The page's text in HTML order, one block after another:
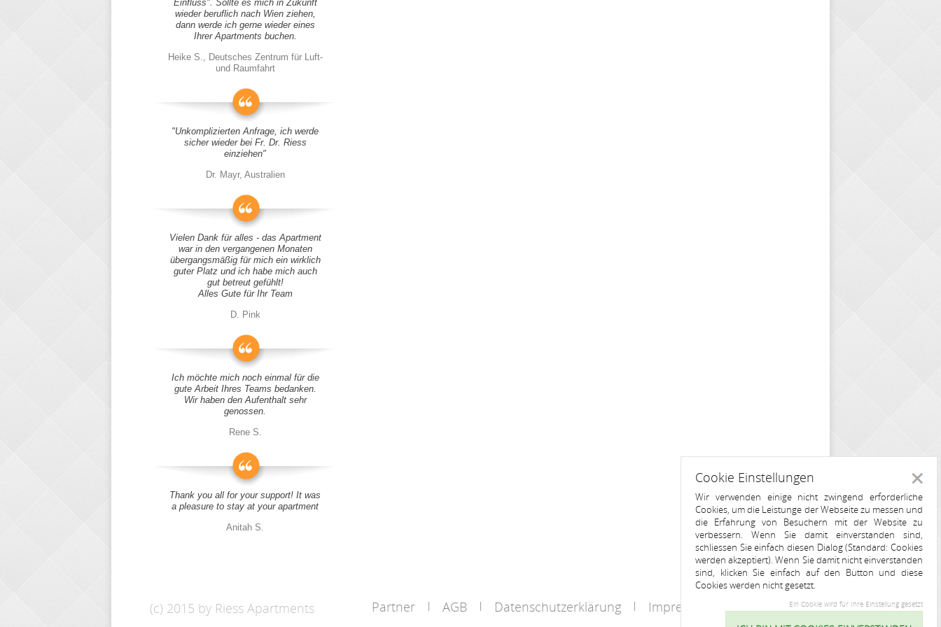
Einfluss". Sollte es mich in Zukunft
wieder beruflich nach Wien ziehen,
dann werde ich gerne wieder eines
Ihrer Apartments buchen.
Heike S., Deutsches Zentrum für Luft-
und Raumfahrt
"Unkomplizierten Anfrage, ich werde
sicher wieder bei Fr. Dr. Riess
einziehen"
Dr. Mayr, Australien
Vielen Dank für alles - das Apartment
war in den vergangenen Monaten
übergangsmäßig für mich ein wirklich
guter Platz und ich habe mich auch
gut betreut gefühlt!
Alles Gute für Ihr Team
D. Pink
Ich möchte mich noch einmal für die
gute Arbeit Ihres Teams bedanken.
Wir haben den Aufenthalt sehr
genossen.
Rene S.
Thank you all for your support! It was
a pleasure to stay at your apartment
Anitah S.
(c) 2015 by Riess Apartments Partner AGB Datenschutzerklärung Impressum Kontakt
Cookie Einstellungen
Wir verwenden einige nicht zwingend erforderliche
Cookies, um die Leistunge der Webseite zu messen und
die Erfahrung von Besuchern mit der Website zu
verbessern. Wenn Sie damit einverstanden sind,
schliessen Sie einfach diesen Dialog (Standard: Cookies
werden akzeptiert). Wenn Sie damit nicht einverstanden
sind, klicken Sie einfach auf den Button und diese
Cookies werden nicht gesetzt.
Ein Cookie wird für Ihre Einstellung gesetzt